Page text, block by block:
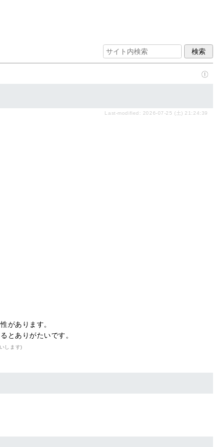
Last-modified: 2026-07-25 (土) 21:24:39
があります。
とありがたいです。
します)